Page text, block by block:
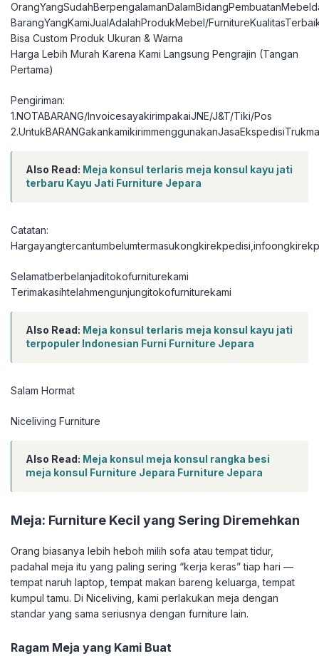
BarangYangKamiJualAdalahProdukMebel/
Bisa Custom Produk Ukuran & Warna
Harga Lebih Murah Karena Kami Langsung Pengrajin (Tangan
Pertama)
Pengiriman:
1.NOTABARANG/InvoicesayakirimpakaiJNE/J&T/Tiki/Pos
Also Read: Meja konsul terlaris meja konsul kayu jati
terbaru Kayu Jati Furniture Jepara
Catatan:
Selamatberbelanjaditokofurniturekami
Terimakasihtelahmengunjungitokofurniturekami
Also Read: Meja konsul terlaris meja konsul kayu jati
terpopuler Indonesian Furni Furniture Jepara
Salam Hormat
Niceliving Furniture
Also Read: Meja konsul meja konsul rangka besi
meja konsul Furniture Jepara Furniture Jepara
Meja: Furniture Kecil yang Sering Diremehkan
Orang biasanya lebih heboh milih sofa atau tempat tidur,
padahal meja itu yang paling sering “kerja keras” tiap hari —
tempat naruh laptop, tempat makan bareng keluarga, tempat
kumpul tamu. Di Niceliving, kami perlakukan meja dengan
standar yang sama seriusnya dengan furniture lain.
Ragam Meja yang Kami Buat